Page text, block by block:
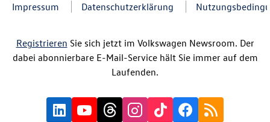
Impressum Datenschutzerklärung
Registrieren Sie sich jetzt im Volkswagen Newsroom. Der
dabei abonnierbare E-Mail-Service hält Sie immer auf dem
Laufenden.